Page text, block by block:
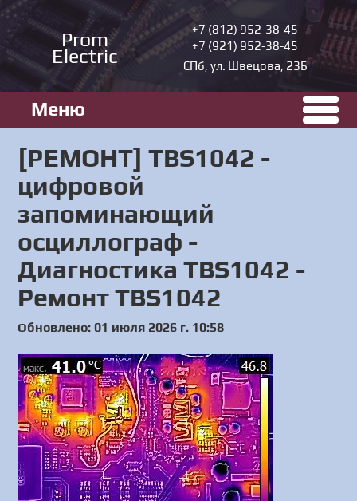
Prom
Electric
+7 (812) 952-38-45
+7 (921) 952-38-45
СПб, ул. Швецова, 23Б
Меню
[РЕМОНТ] TBS1042 -
цифровой
запоминающий
осциллограф -
Диагностика TBS1042 -
Ремонт TBS1042
Обновлено: 01 июля 2026 г. 10:58